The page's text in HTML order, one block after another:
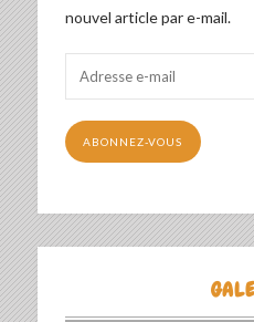
nouvel article par e-mail.
mail
ABONNEZ-VOUS